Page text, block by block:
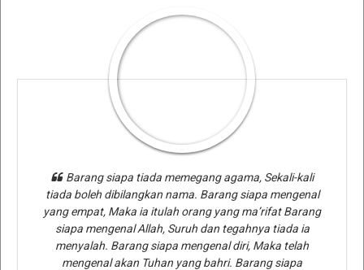
Barang siapa tiada memegang agama, Sekali-kali
tiada boleh dibilangkan nama. Barang siapa mengenal
yang empat, Maka ia itulah orang yang ma’rifat Barang
siapa mengenal Allah, Suruh dan tegahnya tiada ia
menyalah. Barang siapa mengenal diri, Maka telah
mengenal akan Tuhan yang bahri. Barang siapa